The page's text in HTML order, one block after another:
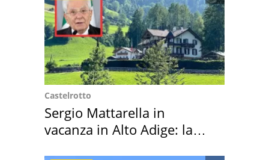
Castelrotto
Sergio Mattarella in
vacanza in Alto Adige: la